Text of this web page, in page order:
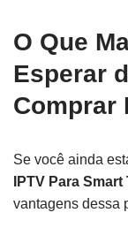
O Que
Esperar
Comprar
Se você ainda
IPTV Para Smart
vantagens dessa